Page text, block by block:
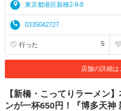
東京都港区新橋2-9-8
0335042727
行った 5
店舗の詳細は
【新橋・こってりラーメン
ンが一杯650円！『博多天神